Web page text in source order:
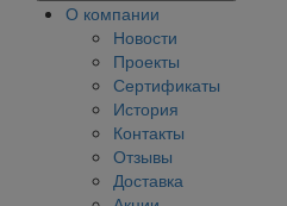
О компании
Новости
Проекты
Сертификаты
История
Контакты
Отзывы
Доставка